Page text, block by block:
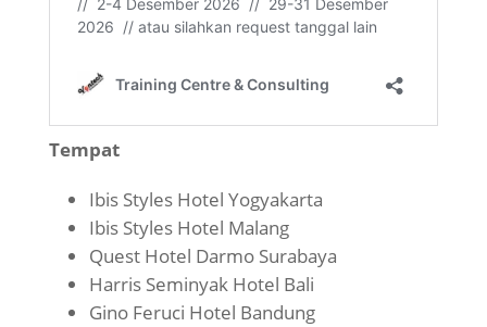
Tempat
Ibis Styles Hotel Yogyakarta
Ibis Styles Hotel Malang
Quest Hotel Darmo Surabaya
Harris Seminyak Hotel Bali
Gino Feruci Hotel Bandung